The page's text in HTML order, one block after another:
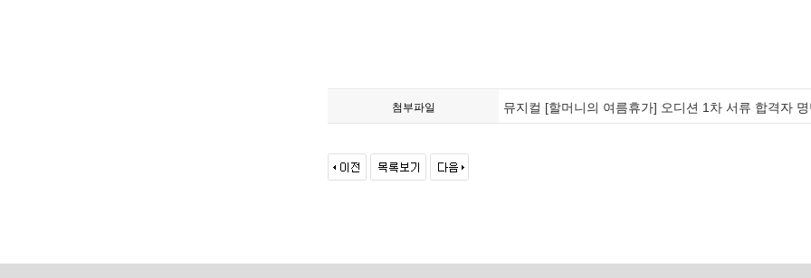
첨부파일 뮤지컬 [할머니의 여름휴가] 오디션 1차 서류 합격자